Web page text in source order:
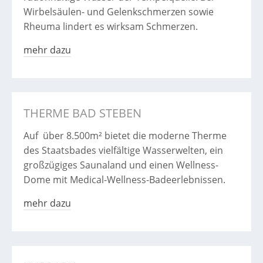
Wirbelsäulen- und Gelenkschmerzen sowie
Rheuma lindert es wirksam Schmerzen.
mehr dazu
THERME BAD STEBEN
Auf über 8.500m² bietet die moderne Therme
des Staatsbades vielfältige Wasserwelten, ein
großzügiges Saunaland und einen Wellness-
Dome mit Medical-Wellness-Badeerlebnissen.
mehr dazu